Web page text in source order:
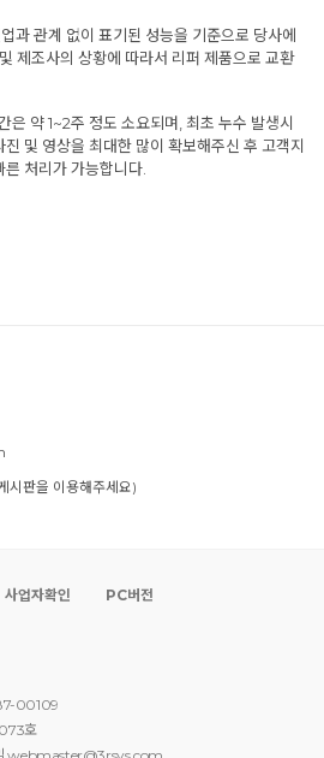
과 관계 없이 표기된 성능을 기준으로 당사에
제조사의 상황에 따라서 리퍼 제품으로 교환
은 약 1~2주 정도 소요되며, 최초 누수 발생시
및 영상을 최대한 많이 확보해주신 후 고객지
처리가 가능합니다.
시판을 이용해주세요)
사업자확인 PC버전
00109
호